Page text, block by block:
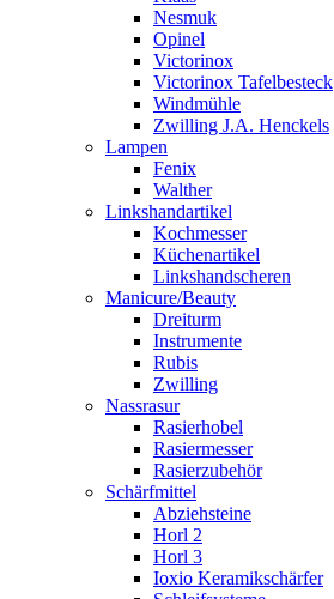
Nesmuk
Opinel
Victorinox
Victorinox Tafelbesteck
Windmühle
Zwilling J.A. Henckels
Lampen
Fenix
Walther
Linkshandartikel
Kochmesser
Küchenartikel
Linkshandscheren
Manicure/Beauty
Dreiturm
Instrumente
Rubis
Zwilling
Nassrasur
Rasierhobel
Rasiermesser
Rasierzubehör
Schärfmittel
Abziehsteine
Horl 2
Horl 3
Ioxio Keramikschärfer